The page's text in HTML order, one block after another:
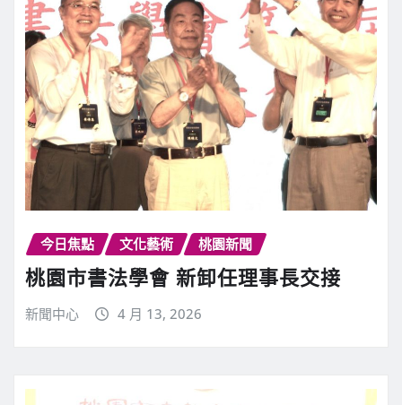
今日焦點 文化藝術 桃園新聞
桃園市書法學會 新卸任理事長交接
新聞中心 4 月 13, 2026